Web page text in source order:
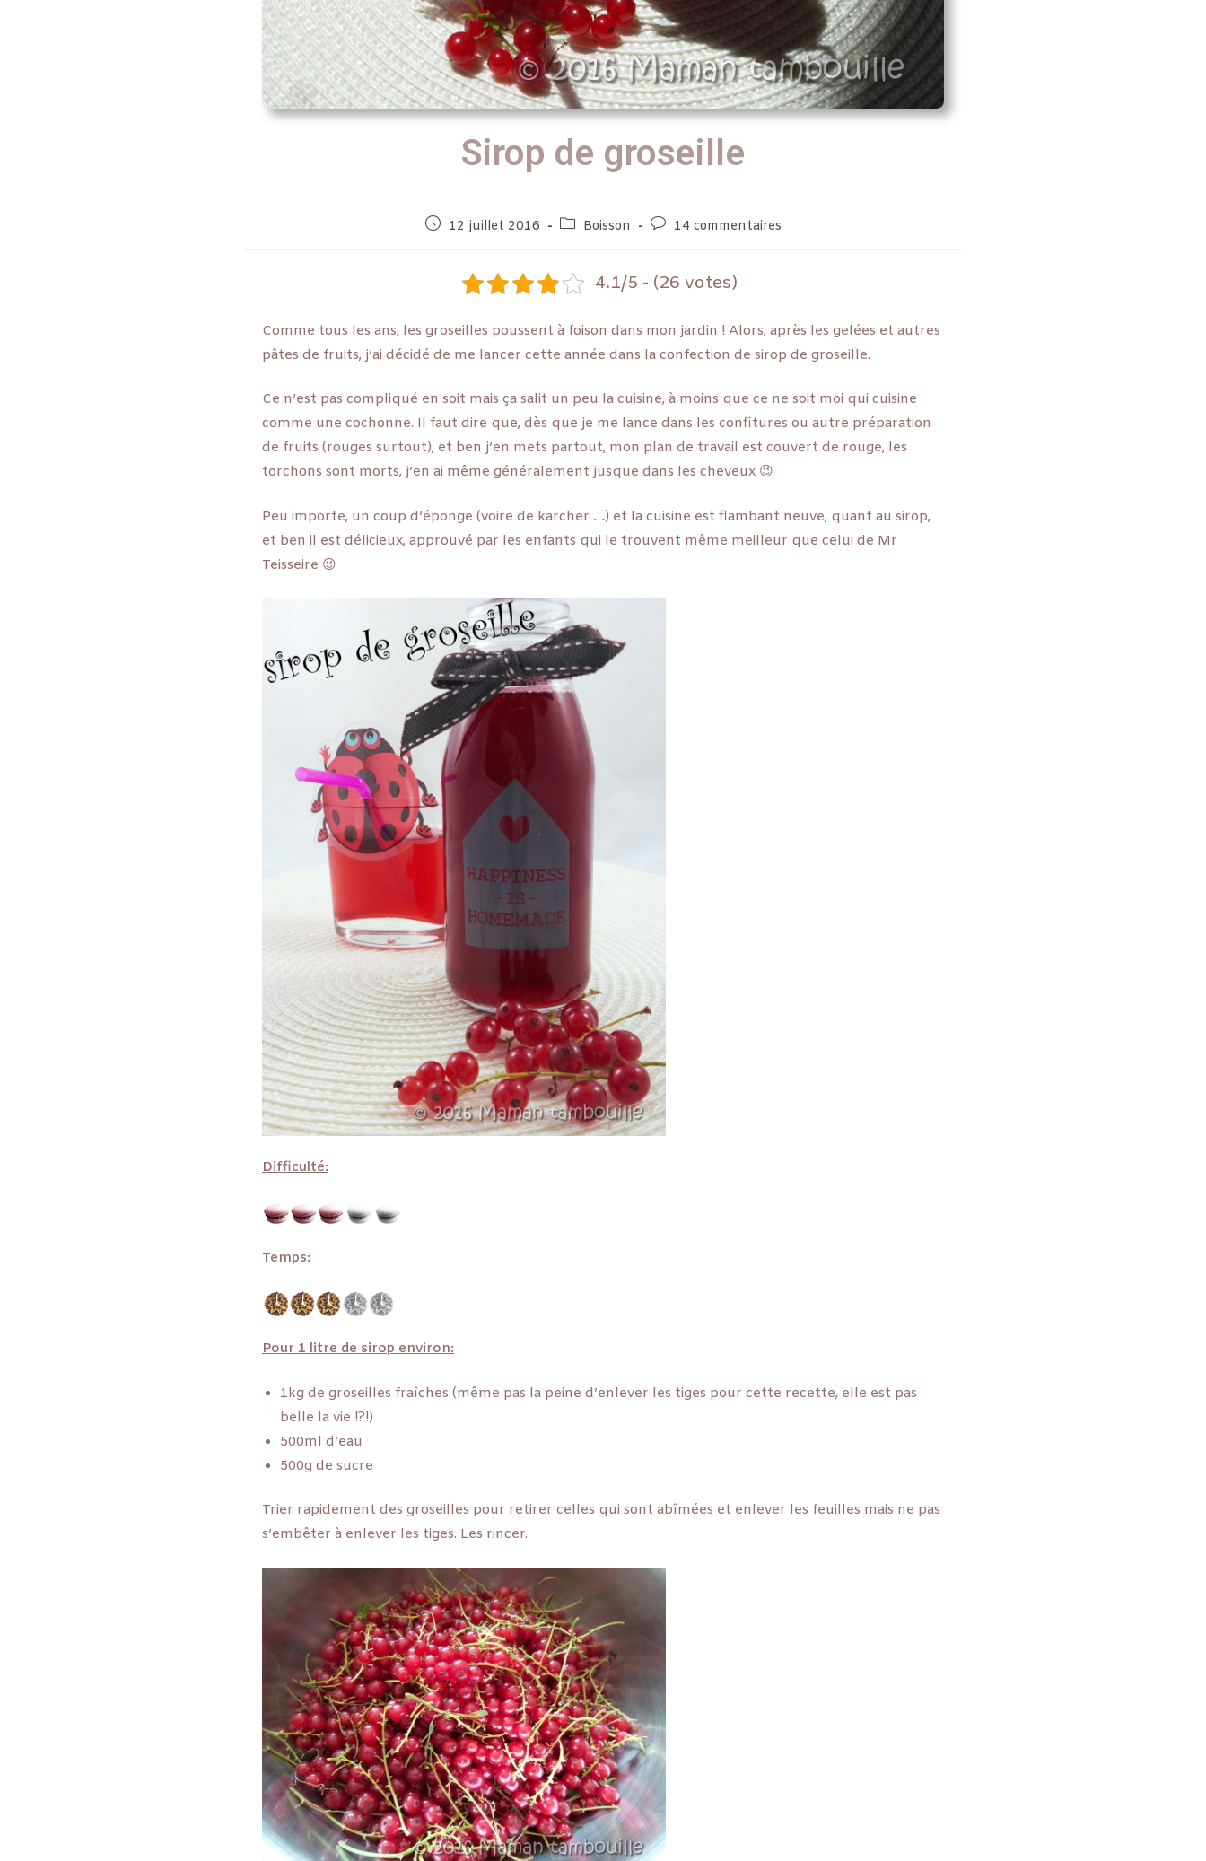
Sirop de groseille
12 juillet 2016 Boisson 14 commentaires
4.1/5 - (26 votes)
Comme tous les ans, les groseilles poussent à foison dans mon jardin ! Alors, après les gelées et autres
pâtes de fruits, j’ai décidé de me lancer cette année dans la confection de sirop de groseille.
Ce n’est pas compliqué en soit mais ça salit un peu la cuisine, à moins que ce ne soit moi qui cuisine
comme une cochonne. Il faut dire que, dès que je me lance dans les confitures ou autre préparation
de fruits (rouges surtout), et ben j’en mets partout, mon plan de travail est couvert de rouge, les
torchons sont morts, j’en ai même généralement jusque dans les cheveux 😉
Peu importe, un coup d’éponge (voire de karcher …) et la cuisine est flambant neuve, quant au sirop,
et ben il est délicieux, approuvé par les enfants qui le trouvent même meilleur que celui de Mr
Teisseire 😉
Difficulté:
Temps:
Pour 1 litre de sirop environ:
1kg de groseilles fraîches (même pas la peine d’enlever les tiges pour cette recette, elle est pas
belle la vie !?!)
500ml d’eau
500g de sucre
Trier rapidement des groseilles pour retirer celles qui sont abîmées et enlever les feuilles mais ne pas
s’embêter à enlever les tiges. Les rincer.